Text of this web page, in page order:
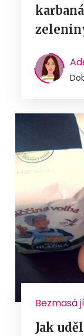
Bezmasá
Jak